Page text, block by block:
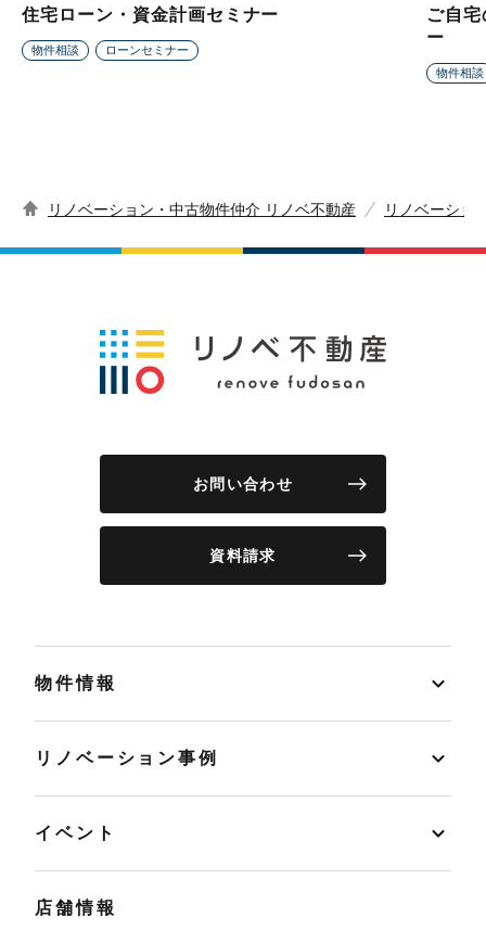
住宅ローン・資金計画セミナー
物件相談 ローンセミナー
ご自
ー
物件相談
リノベーション・中古物件仲介 リノベ不動産 リノベーショ
お問い合わせ
資料請求
物件情報
リノベーション事例
イベント
店舗情報